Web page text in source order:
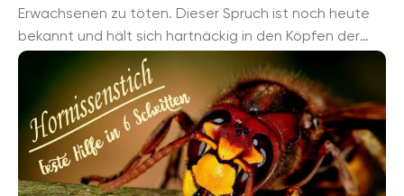
Erwachsenen zu töten. Dieser Spruch ist noch heute
bekannt und hält sich hartnäckig in den Köpfen der
Menschen. Zwar sind ...